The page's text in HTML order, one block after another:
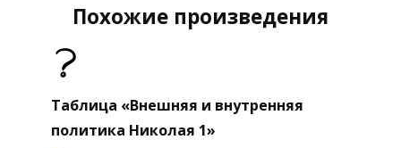
Похожие произведения
Таблица «Внешняя и внутренняя
политика Николая 1»